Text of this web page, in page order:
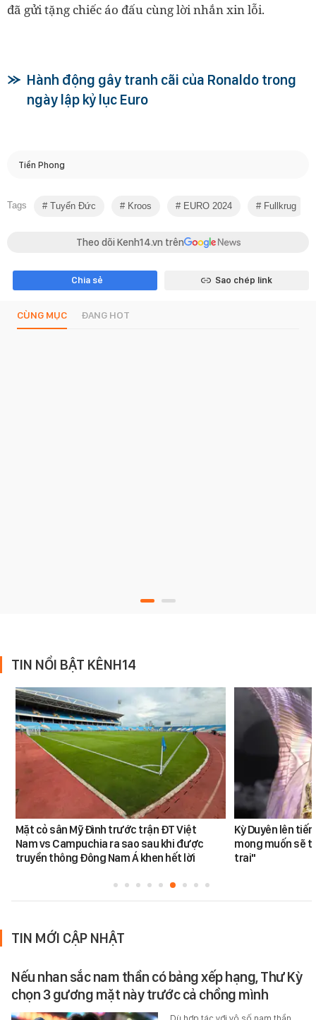
đã gửi tặng chiếc áo đấu cùng lời nhắn xin lỗi.
Hành động gây tranh cãi của Ronaldo trong
ngày lập kỷ lục Euro
Tiền Phong
Tags Tuyển Đức Kroos EURO 2024 Fullkrug
Theo dõi Kenh14.vn trên
Chia sẻ Sao chép link
CÙNG MỤC ĐANG HOT
TIN NỔI BẬT KÊNH14
Mặt cỏ sân Mỹ Đình trước trận ĐT Việt
Nam vs Campuchia ra sao sau khi được
truyền thông Đông Nam Á khen hết lời
Kỳ Duyên lên
mong muốn sẽ
trai"
TIN MỚI CẬP NHẬT
Nếu nhan sắc nam thần có bảng xếp hạng, Thư Kỳ
chọn 3 gương mặt này trước cả chồng mình